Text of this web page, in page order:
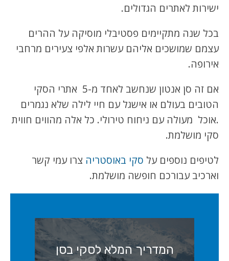
ישירות לאתרים הגדולים.
בכל שנה מתקיימים פסטיבלי מוסיקה על ההרים
עצמם שמושכים אליהם עשרות אלפי צעירים מרחבי
אירופה.
אם זה סן אנטון שנחשב לאחד מ-5 אתרי הסקי
הטובים בעולם או אישגל עם חיי לילה שלא נגמרים
.אוכל מעולה עם ניחוח טירולי. כל אלה מהווים חווית
סקי מושלמת.
לטיפים נוספים על סקי באוסטריה צרו עמי קשר
וארכיב עבורכם חופשה מושלמת.
המדריך המלא לסקי בסן